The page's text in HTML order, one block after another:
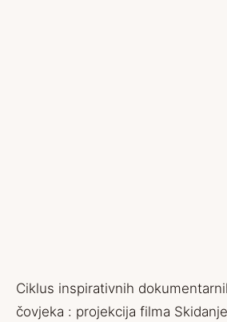
Ciklus inspirativnih
čovjeka : projekcija filma